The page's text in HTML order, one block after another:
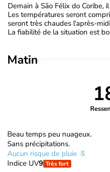
Demain à São Félix do Coribe,
Les températures seront
seront très chaudes l'après-
La fiabilité de la situation est
Matin
Beau temps peu nuageux.
Sans précipitations.
Aucun risque de pluie
Indice UV9 Très fort